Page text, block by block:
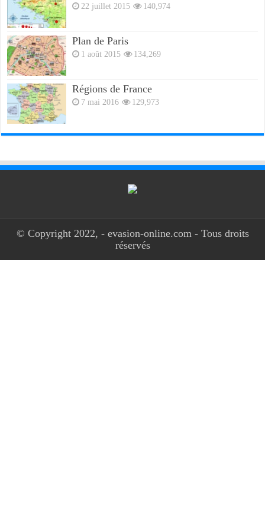
22 juillet 2015 140,974
Plan de Paris
1 août 2015 134,269
Régions de France
7 mai 2016 129,973
© Copyright 2022, - evasion-online.com - Tous droits
réservés